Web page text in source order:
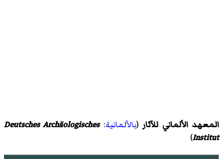
المعهد الألماني للآثار (بالألمانية:
Deutsches Archäologisches
Institut
)‏